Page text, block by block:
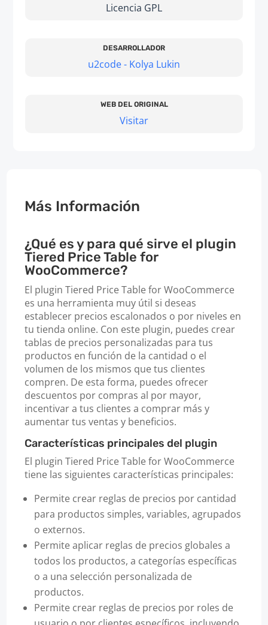
Licencia GPL
DESARROLLADOR
u2code - Kolya Lukin
WEB DEL ORIGINAL
Visitar
Más Información
¿Qué es y para qué sirve el plugin
Tiered Price Table for
WooCommerce?
El plugin Tiered Price Table for WooCommerce
es una herramienta muy útil si deseas
establecer precios escalonados o por niveles en
tu tienda online. Con este plugin, puedes crear
tablas de precios personalizadas para tus
productos en función de la cantidad o el
volumen de los mismos que tus clientes
compren. De esta forma, puedes ofrecer
descuentos por compras al por mayor,
incentivar a tus clientes a comprar más y
aumentar tus ventas y beneficios.
Características principales del plugin
El plugin Tiered Price Table for WooCommerce
tiene las siguientes características principales:
Permite crear reglas de precios por cantidad
para productos simples, variables, agrupados
o externos.
Permite aplicar reglas de precios globales a
todos los productos, a categorías específicas
o a una selección personalizada de
productos.
Permite crear reglas de precios por roles de